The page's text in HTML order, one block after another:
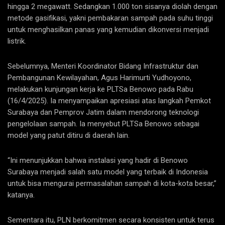
hingga 2 megawatt. Sedangkan 1.000 ton sisanya diolah dengan
metode gasifikasi, yakni pembakaran sampah pada suhu tinggi
untuk menghasilkan panas yang kemudian dikonversi menjadi
listrik.
Sebelumnya, Menteri Koordinator Bidang Infrastruktur dan
Pembangunan Kewilayahan, Agus Harimurti Yudhoyono,
melakukan kunjungan kerja ke PLTSa Benowo pada Rabu
(16/4/2025). Ia menyampaikan apresiasi atas langkah Pemkot
Surabaya dan Pemprov Jatim dalam mendorong teknologi
pengelolaan sampah. Ia menyebut PLTSa Benowo sebagai
model yang patut ditiru di daerah lain.
“Ini menunjukkan bahwa instalasi yang hadir di Benowo
Surabaya menjadi salah satu model yang terbaik di Indonesia
untuk bisa mengurai permasalahan sampah di kota-kota besar,”
katanya.
Sementara itu, PLN berkomitmen secara konsisten untuk terus